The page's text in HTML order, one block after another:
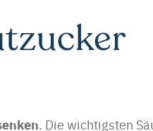
. Die wichtigsten